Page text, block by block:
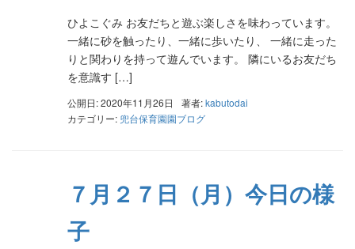
ひよこぐみ お友だちと遊ぶ楽しさを味わっています。
一緒に砂を触ったり、一緒に歩いたり、 一緒に走った
りと関わりを持って遊んでいます。 隣にいるお友だち
を意識す […]
公開日: 2020年11月26日 著者:kabutodai
カテゴリー: 兜台保育園園ブログ
７月２７日（月）今日の様
子